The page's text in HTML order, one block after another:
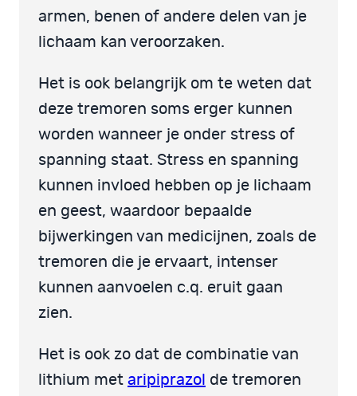
armen, benen of andere delen van je
lichaam kan veroorzaken.
Het is ook belangrijk om te weten dat
deze tremoren soms erger kunnen
worden wanneer je onder stress of
spanning staat. Stress en spanning
kunnen invloed hebben op je lichaam
en geest, waardoor bepaalde
bijwerkingen van medicijnen, zoals de
tremoren die je ervaart, intenser
kunnen aanvoelen c.q. eruit gaan
zien.
Het is ook zo dat de combinatie van
lithium met aripiprazol de tremoren